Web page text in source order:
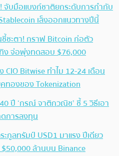
จับมือแบงก์ชาติยกระดับการกำกับ
เล็งออกแนวทางปีนี้
ชะตา! กราฟ Bitcoin ก่อตัว
ง จ่อพุ่งทดสอบ $76,000
CIO Bitwise ทำไม 12-24 เดือน
ทองของ Tokenization
ปี ‘กรณ์ จาติกวณิช’ ชี้ 5 วิธีเอา
การลงทุน
ะกูลทรัมป์ USD1 มาแรง ปีเดียว
ล้านบน Binance